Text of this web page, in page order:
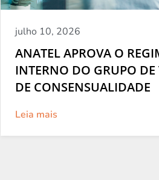
julho 10, 2026
ANATEL APROVA O
INTERNO DO GRUPO
DE CONSENSUALIDADE
Leia mais